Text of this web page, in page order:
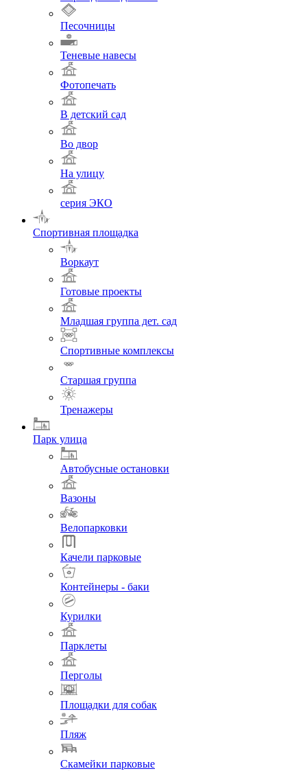
Песочницы
Теневые навесы
Фотопечать
В детский сад
Во двор
На улицу
серия ЭКО
Спортивная площадка
Воркаут
Готовые проекты
Младшая группа дет. сад
Спортивные комплексы
Старшая группа
Тренажеры
Парк улица
Автобусные остановки
Вазоны
Велопарковки
Качели парковые
Контейнеры - баки
Курилки
Парклеты
Перголы
Площадки для собак
Пляж
Скамейки парковые